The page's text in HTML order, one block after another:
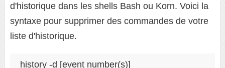
d'historique dans les shells Bash ou Korn. Voici la
syntaxe pour supprimer des commandes de votre
liste d'historique.